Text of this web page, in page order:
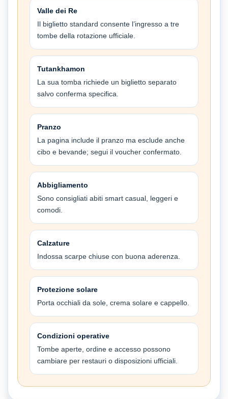
Valle dei Re
Il biglietto standard consente l’ingresso a tre
tombe della rotazione ufficiale.
Tutankhamon
La sua tomba richiede un biglietto separato
salvo conferma specifica.
Pranzo
La pagina include il pranzo ma esclude anche
cibo e bevande; segui il voucher confermato.
Abbigliamento
Sono consigliati abiti smart casual, leggeri e
comodi.
Calzature
Indossa scarpe chiuse con buona aderenza.
Protezione solare
Porta occhiali da sole, crema solare e cappello.
Condizioni operative
Tombe aperte, ordine e accesso possono
cambiare per restauri o disposizioni ufficiali.